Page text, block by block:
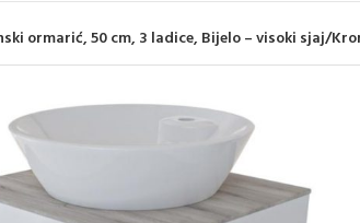
ormarić, 50 cm, 3 ladice, Bijelo – visoki sjaj/